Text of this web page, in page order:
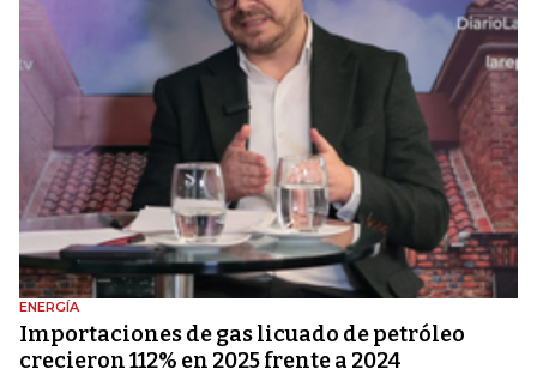
ENERGÍA
Importaciones de gas licuado de petróleo
crecieron 112% en 2025 frente a 2024